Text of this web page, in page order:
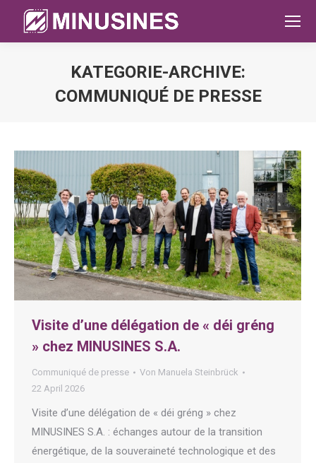
KATEGORIE-ARCHIVE:
COMMUNIQUÉ DE PRESSE
Visite d’une délégation de « déi gréng
» chez MINUSINES S.A.
Communiqué de presse Von Manuela Steinbrück
22 April 2026
Visite d’une délégation de « déi gréng » chez
MINUSINES S.A. : échanges autour de la transition
énergétique, de la souveraineté technologique et des